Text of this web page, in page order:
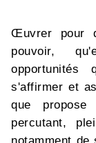
Œuvrer pour
pouvoir,
opportunités
s'affirmer et
que
percutant,